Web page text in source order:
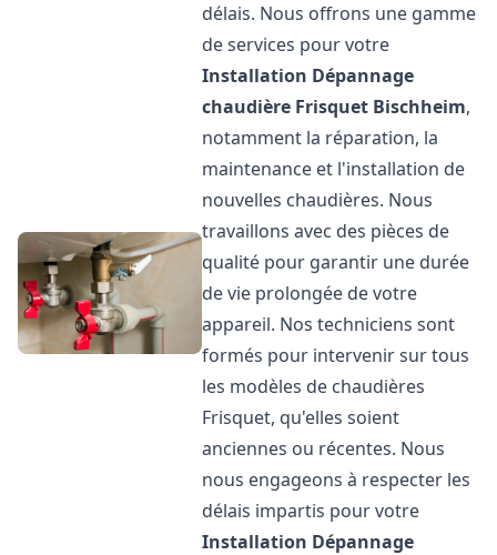
délais. Nous offrons une gamme
de services pour votre
Installation Dépannage
chaudière Frisquet Bischheim,
notamment la réparation, la
maintenance et l'installation de
nouvelles chaudières. Nous
travaillons avec des pièces de
qualité pour garantir une durée
de vie prolongée de votre
appareil. Nos techniciens sont
formés pour intervenir sur tous
les modèles de chaudières
Frisquet, qu'elles soient
anciennes ou récentes. Nous
nous engageons à respecter les
délais impartis pour votre
Installation Dépannage